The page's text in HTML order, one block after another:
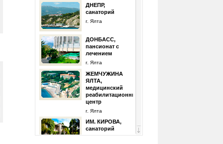
ДНЕПР,
санаторий
г. Ялта
ДОНБАСC,
пансионат с
лечением
г. Ялта
ЖЕМЧУЖИНА
ЯЛТА,
медицинский
реабилитационный
центр
г. Ялта
ИМ. КИРОВА,
санаторий